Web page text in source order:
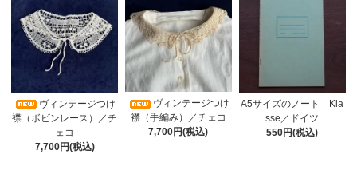
ヴィンテージつけ
襟（ボビンレース）／チ
ェコ
7,700円(税込)
ヴィンテージつけ
襟（手編み）／チェコ
7,700円(税込)
A5サイズのノート Kla
sse／ドイツ
550円(税込)